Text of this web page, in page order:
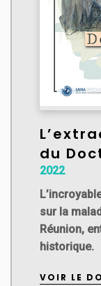
du
2022
sur la
Réunion,
historique.
VOIR LE